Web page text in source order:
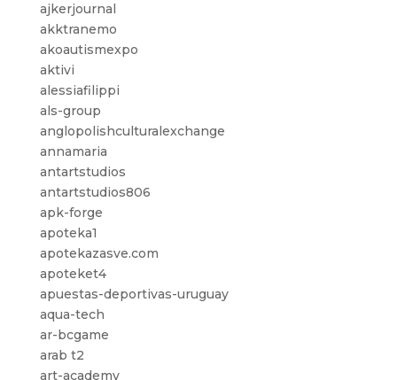
ajkerjournal
akktranemo
akoautismexpo
aktivi
alessiafilippi
als-group
anglopolishculturalexchange
annamaria
antartstudios
antartstudios806
apk-forge
apoteka1
apotekazasve.com
apoteket4
apuestas-deportivas-uruguay
aqua-tech
ar-bcgame
arab t2
art-academy